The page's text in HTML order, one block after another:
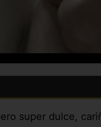
super dulce,